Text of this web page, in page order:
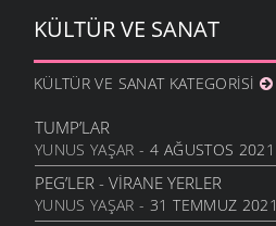
ÜZÜM ÇEKIRDEĞININ FAYDASI
YAŞAM- 14 EYLÜL 2006
YAŞAM- 24 MAYIS 2006
KÜLTÜR VE SANAT
KÜLTÜR VE SANAT KATEGORISI
TUMP’LAR
YUNUS YAŞAR - 4 AĞUSTOS 2021
PEG’LER - VIRANE YERLER
YUNUS YAŞAR - 31 TEMMUZ 2021